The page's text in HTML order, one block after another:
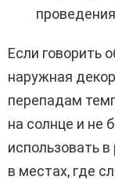
Если говорить
наружная
перепадам
на солнце и не
использовать
в местах, где